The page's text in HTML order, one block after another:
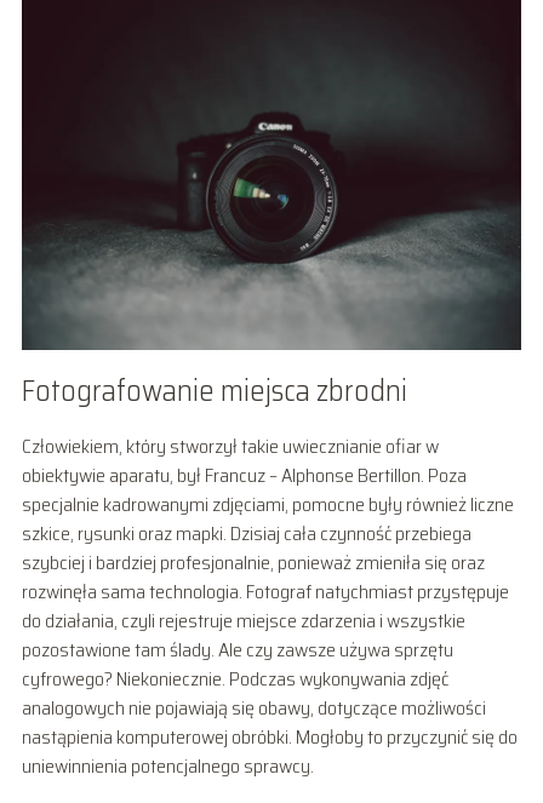
Fotografowanie miejsca zbrodni
Człowiekiem, który stworzył takie uwiecznianie ofiar w
obiektywie aparatu, był Francuz – Alphonse Bertillon. Poza
specjalnie kadrowanymi zdjęciami, pomocne były również liczne
szkice, rysunki oraz mapki. Dzisiaj cała czynność przebiega
szybciej i bardziej profesjonalnie, ponieważ zmieniła się oraz
rozwinęła sama technologia. Fotograf natychmiast przystępuje
do działania, czyli rejestruje miejsce zdarzenia i wszystkie
pozostawione tam ślady. Ale czy zawsze używa sprzętu
cyfrowego? Niekoniecznie. Podczas wykonywania zdjęć
analogowych nie pojawiają się obawy, dotyczące możliwości
nastąpienia komputerowej obróbki. Mogłoby to przyczynić się do
uniewinnienia potencjalnego sprawcy.